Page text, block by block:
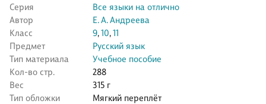
Серия
Все языки на отлично
Автор
Е. А. Андреева
Класс
9,10,11
Предмет
Русский язык
Тип материала
Учебное пособие
Кол-во стр.
288
Вес
315 г
Тип обложки
Мягкий переплёт